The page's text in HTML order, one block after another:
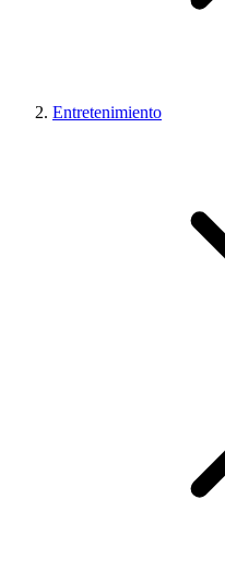
Entretenimiento